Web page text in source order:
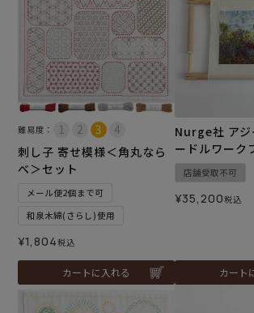
難易度：
刺し子 寄せ模様＜角丸なら
べ＞セット
メール便2個まで可
和泉木綿(さらし)使用
¥1,804税込
カートに入れる
Nurge社 アジ
ードルワーク
店舗受取不可
¥35,200税込
カート